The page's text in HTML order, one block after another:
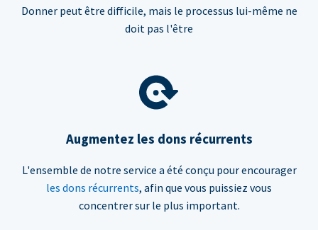
Donner peut être difficile, mais le processus lui-même ne
doit pas l'être
Augmentez les dons récurrents
L'ensemble de notre service a été conçu pour encourager
les dons récurrents, afin que vous puissiez vous
concentrer sur le plus important.